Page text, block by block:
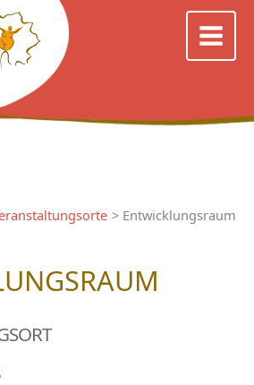
Entwicklungsraum